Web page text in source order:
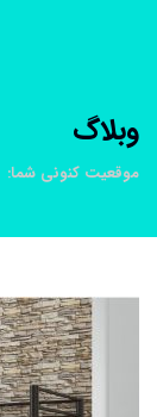
وبلاگ
موقعیت کنونی شما: